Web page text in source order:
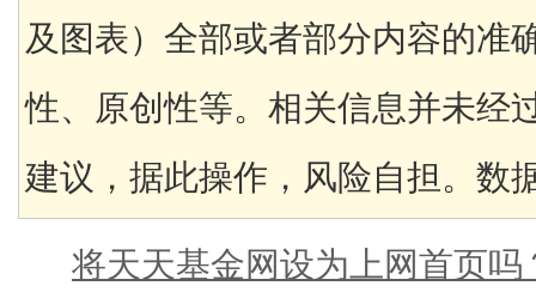
及图表）全部或者部分内容的准
性、原创性等。相关信息并未经
建议，据此操作，风险自担。数
将天天基金网设为上网首页吗